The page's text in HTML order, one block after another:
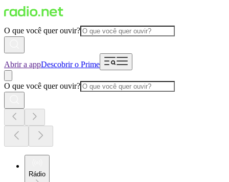
O que você quer ouvir?
Abrir a appDescobrir o Prime
O que você quer ouvir?
Rádio